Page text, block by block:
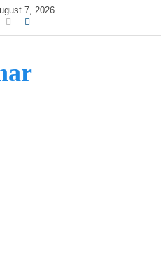
7, 2026